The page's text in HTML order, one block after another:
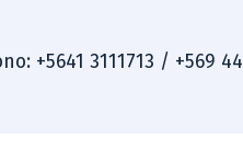
+5641 3111713 / +569